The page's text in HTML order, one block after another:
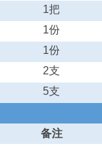
1把
1份
1份
2支
5支
备注